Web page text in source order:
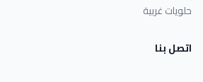
حلويات غربية
اتصل بنا